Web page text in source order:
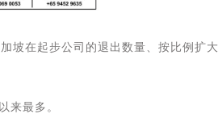
坡在起步公司的退出数量、按比例扩大
来最多。